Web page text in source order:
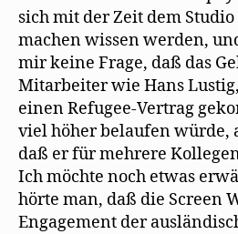
sich mit der Zeit dem
machen wissen werden,
mir keine Frage, daß das
Mitarbeiter wie Hans
einen Refugee-Vertrag
viel höher belaufen würde,
daß er für mehrere
Ich möchte noch etwas
hörte man, daß die Screen
Engagement der